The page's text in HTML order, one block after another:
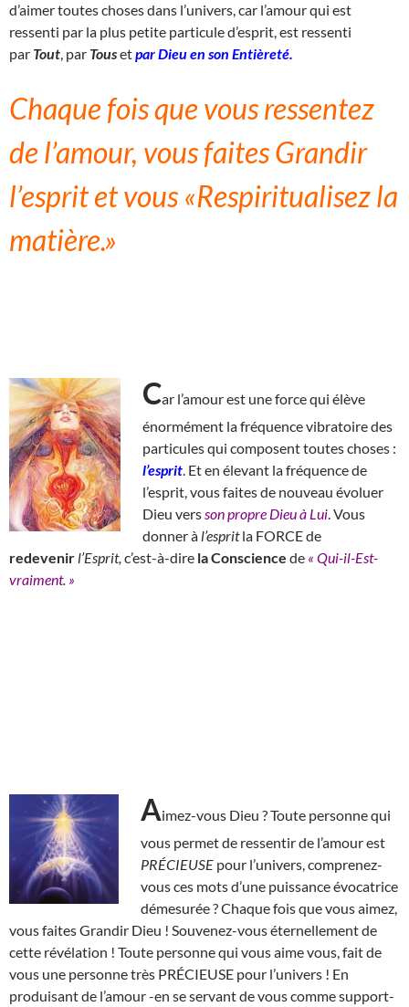
d’aimer toutes choses dans l’univers, car l’amour qui est
ressenti par la plus petite particule d’esprit, est ressenti
par Tout , par Tousetpar Dieu en son Entièreté.
Chaque fois que vous ressentez
de l’amour, vous faites Grandir
l’esprit et vous «Respiritualisez la
matière.»
Car l’amour est une force qui élève
énormément la fréquence vibratoire des
particules qui composent toutes choses :
l’esprit . Et en élevant la fréquence de
l’esprit, vous faites de nouveau évoluer
Dieu vers son propre Dieu à Lui . Vous
donner à l’espritla FORCE de
redevenir l’Esprit, c’est-à-dire la Conscience de « Qui-il-Est-
vraiment. »
Aimez-vous Dieu ? Toute personne qui
vous permet de ressentir de l’amour est
PRÉCIEUSE pour l’univers, comprenez-
vous ces mots d’une puissance évocatrice
démesurée ? Chaque fois que vous aimez,
vous faites Grandir Dieu ! Souvenez-vous éternellement de
cette révélation ! Toute personne qui vous aime vous, fait de
vous une personne très PRÉCIEUSE pour l’univers ! En
produisant de l’amour -en se servant de vous comme support-